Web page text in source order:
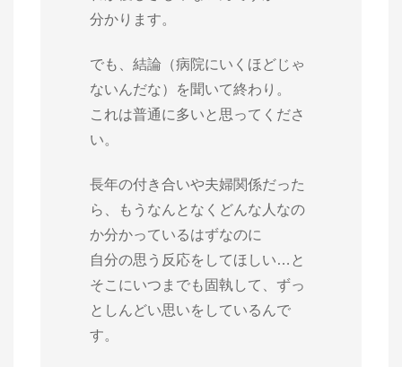
分かります。
でも、結論（病院にいくほどじゃ
ないんだな）を聞いて終わり。
これは普通に多いと思ってくださ
い。
長年の付き合いや夫婦関係だった
ら、もうなんとなくどんな人なの
か分かっているはずなのに
自分の思う反応をしてほしい…と
そこにいつまでも固執して、ずっ
としんどい思いをしているんで
す。